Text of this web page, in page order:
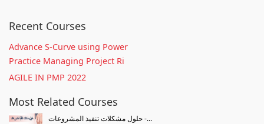
Recent Courses
Advance S-Curve using Power
Practice Managing Project Ri
AGILE IN PMP 2022
Most Related Courses
حلول مشكلات تنفيذ المشروعات -...